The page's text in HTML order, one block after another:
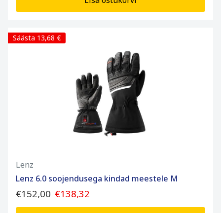
Säästa 13,68 €
Lenz
Lenz 6.0 soojendusega kindad meestele M
€152,00 €138,32